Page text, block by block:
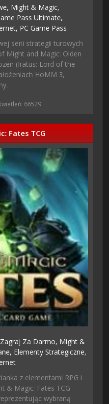
Might & Magic,
Pass Ultimate,
PC Game Pass
serii strategii turowych
Might and Magic: Olden
(Iratus: Lord of the
HoMM 3,
66529
Fates TCG
Zagraj Za Darmo, Might &
Elementy Strategiczne,
z elementami RPG i
& Magic: Fates TCG
wybraną